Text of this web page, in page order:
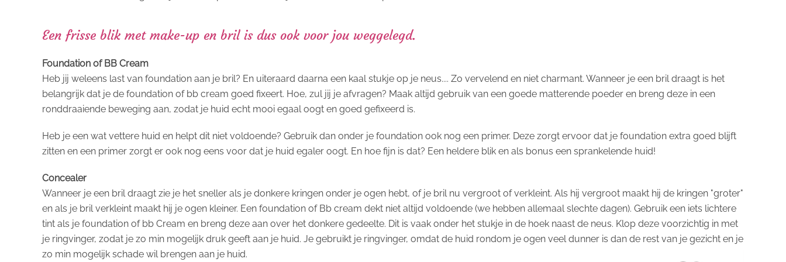
Een frisse blik met make-up en bril is dus ook voor jou weggelegd.
Foundation of BB Cream
Heb jij weleens last van foundation aan je bril? En uiteraard daarna een kaal stukje op je neus.... Zo vervelend en niet charmant. Wanneer je een bril draagt is het
belangrijk dat je de foundation of bb cream goed fixeert. Hoe, zul jij je afvragen? Maak altijd gebruik van een goede matterende poeder en breng deze in een
ronddraaiende beweging aan, zodat je huid echt mooi egaal oogt en goed gefixeerd is.
Heb je een wat vettere huid en helpt dit niet voldoende? Gebruik dan onder je foundation ook nog een primer. Deze zorgt ervoor dat je foundation extra goed blijft
zitten en een primer zorgt er ook nog eens voor dat je huid egaler oogt. En hoe fijn is dat? Een heldere blik en als bonus een sprankelende huid!
Concealer
Wanneer je een bril draagt zie je het sneller als je donkere kringen onder je ogen hebt, of je bril nu vergroot of verkleint. Als hij vergroot maakt hij de kringen "groter"
en als je bril verkleint maakt hij je ogen kleiner. Een foundation of Bb cream dekt niet altijd voldoende (we hebben allemaal slechte dagen). Gebruik een iets lichtere
tint als je foundation of bb Cream en breng deze aan over het donkere gedeelte. Dit is vaak onder het stukje in de hoek naast de neus. Klop deze voorzichtig in met
je ringvinger, zodat je zo min mogelijk druk geeft aan je huid. Je gebruikt je ringvinger, omdat de huid rondom je ogen veel dunner is dan de rest van je gezicht en je
zo min mogelijk schade wil brengen aan je huid.